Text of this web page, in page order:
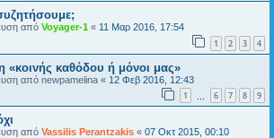
από Voyager-1 « 11 Μαρ 2016, 17:54
1 2 3 4
καθόδου ή μόνοι μας»
από newpamelina « 12 Φεβ 2016, 12:43
1 6 7 8 9
από Vassilis Perantzakis « 07 Οκτ 2015, 00:10